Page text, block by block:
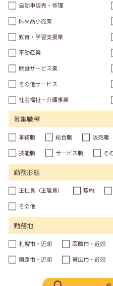
自動車販売・修理
医薬品小売業
教育・学習支援業
不動産業
飲食サービス業
その他サービス
社会福祉・介護事業
募集職種
事務職 総合職 販売職
技能職
サービス職 そ
勤務形態
正社員（正職員） 契約
その他
勤務地
札幌市・近郊 函館市・近郊
釧路市・近郊
帯広市・近郊